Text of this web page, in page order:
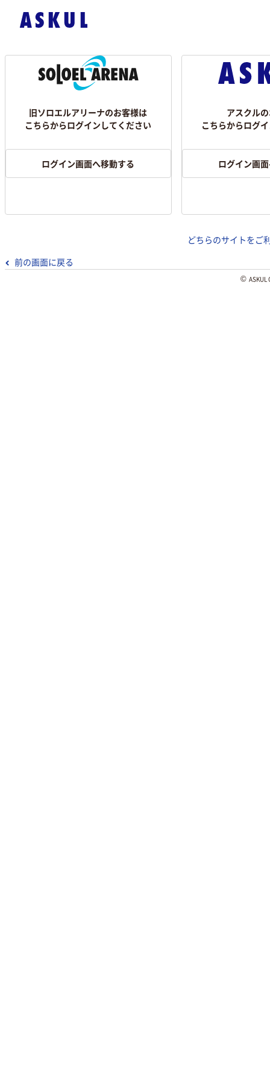
旧ソロエルアリーナのお客様は
こちらからログインしてください
ログイン画面へ移動する
アスクル
こちらからログ
ログイン画
どちらのサイトをご
前の画面に戻る
©